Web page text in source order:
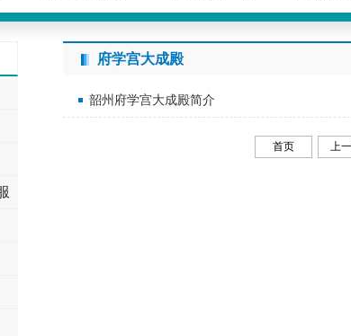
府学宫大成殿
韶州府学宫大成殿简介
首页 上